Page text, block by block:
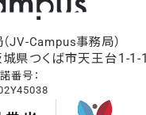
JV-Campus事務局）
県つくば市天王台1-1-1
番号：